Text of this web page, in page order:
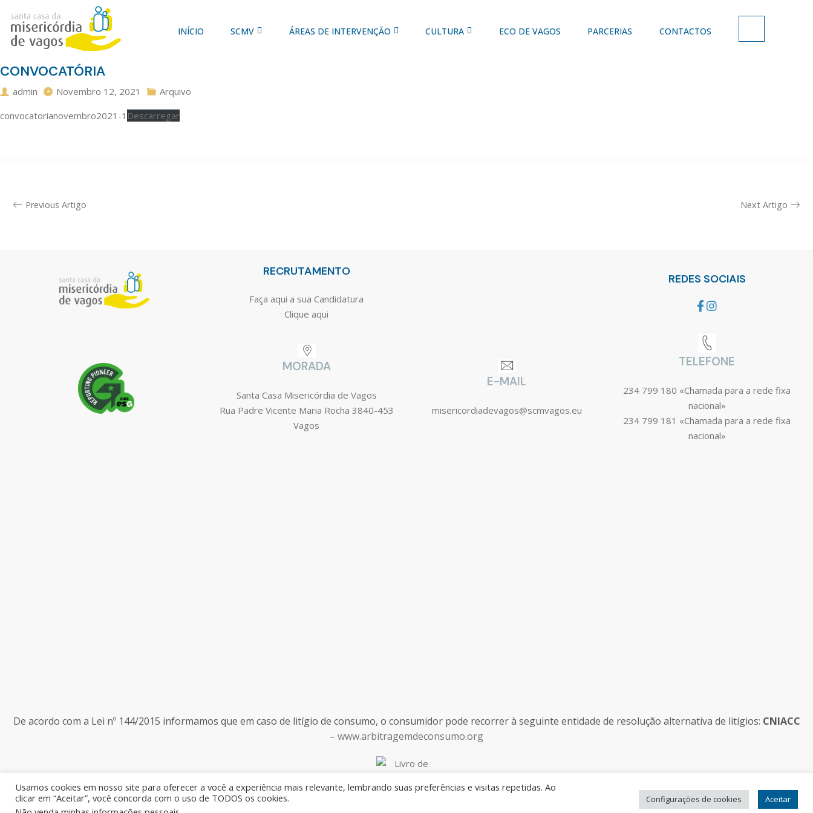
INÍCIO SCMV ÁREAS DE INTERVENÇÃO CULTURA ECO DE VAGOS PARCERIAS CONTACTOS
CONVOCATÓRIA
admin Novembro 12, 2021
Arquivo
convocatorianovembro2021-1 Descarregar
Previous Artigo Next Artigo
Usamos cookies em nosso site para oferecer a você a experiência mais relevante, lembrando suas preferências e visitas repetidas. Ao
clicar em “Aceitar”, você concorda com o uso de TODOS os cookies.
Configurações de cookies Aceitar
RECRUTAMENTO
Faça aqui a sua Candidatura
Clique aqui
REDES SOCIAIS
MORADA
Santa Casa Misericórdia de Vagos
Rua Padre Vicente Maria Rocha 3840-453
Vagos
E-MAIL
misericordiadevagos@scmvagos.eu
TELEFONE
234 799 180 «Chamada para a rede fixa
nacional»
234 799 181 «Chamada para a rede fixa
nacional»
De acordo com a Lei nº 144/2015 informamos que em caso de litígio de consumo, o consumidor pode recorrer à seguinte entidade de resolução alternativa de litígios: CNIACC
– www.arbitragemdeconsumo.org